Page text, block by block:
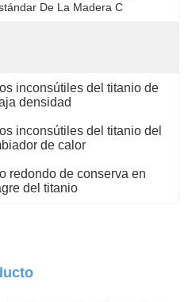
De La Madera C
inconsútiles del titanio de
densidad
inconsútiles del titanio del
de calor
redondo de conserva en
del titanio